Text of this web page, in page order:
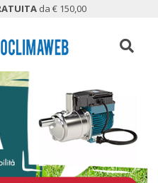
da € 150,00